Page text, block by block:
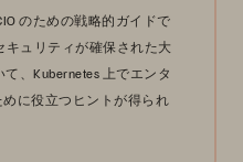
のための戦略的ガイドで
キュリティが確保された大
、Kubernetes 上でエンタ
に役立つヒントが得られ